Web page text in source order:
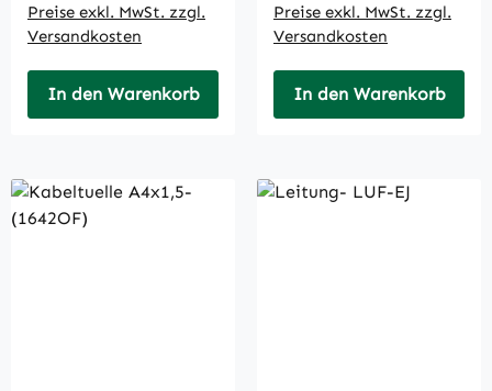
Preise exkl. MwSt. zzgl.
Versandkosten
In den Warenkorb
Preise exkl. MwSt. zzgl.
Versandkosten
In den Warenkorb